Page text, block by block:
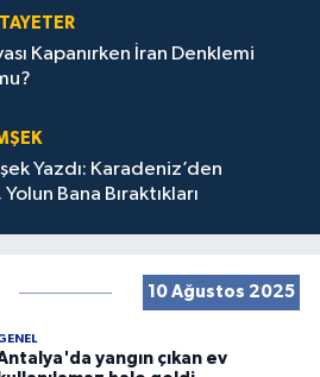
Kapanırken İran Denklemi
Yazdı: Karadeniz’den
Bana Bıraktıkları
10 Ağustos 2025
yangın çıkan ev